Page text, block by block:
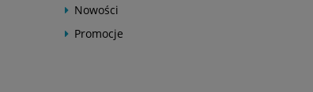
Nowości
Promocje